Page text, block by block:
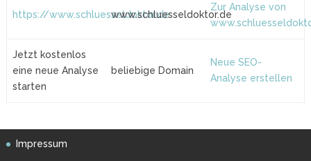
https://www.schluesseldoktor.dewww.schluesseldoktor.de
Zur Analyse von
Jetzt kostenlos
eine neue Analyse
starten
beliebige Domain
Neue SEO-
Analyse erstellen
Impressum